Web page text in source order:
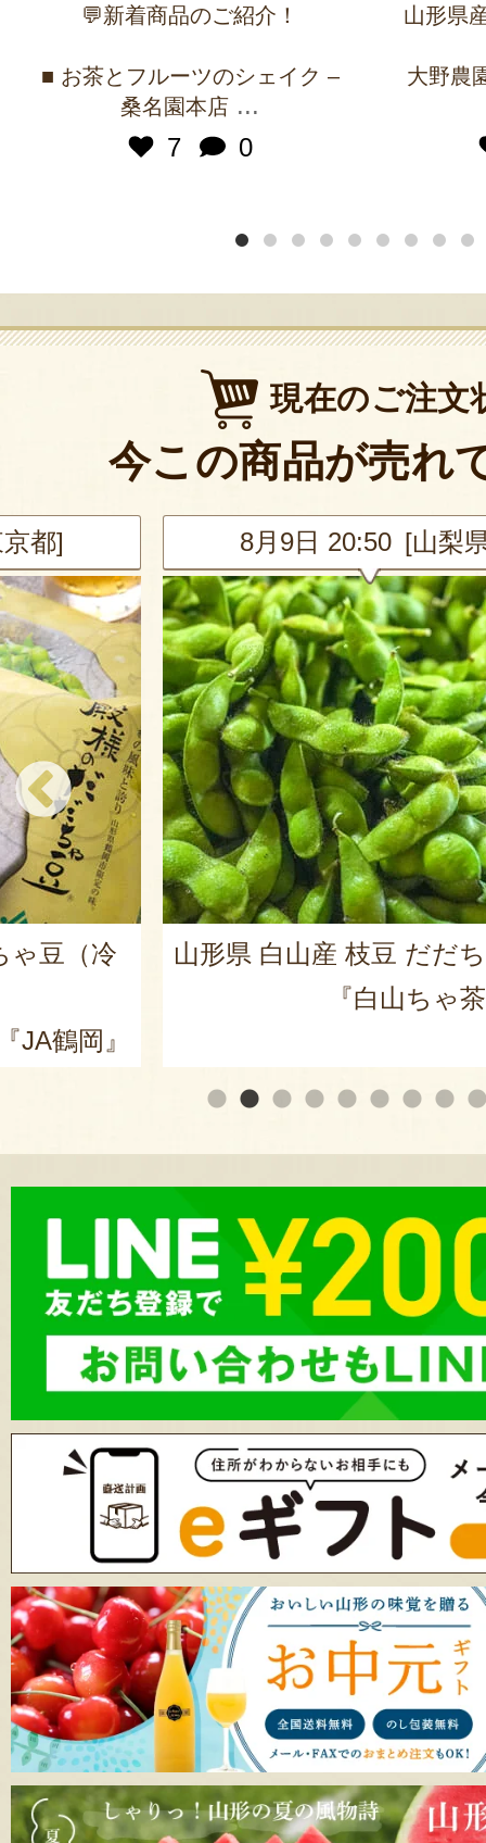
💬新着商品のご紹介！
■ お茶とフルーツのシェイク –
桑名園本店 ...
7
0
山形県
大野農
現在のご注文
今この商品が売れ
県]
ちゃ豆
8月9日 20:19 [埼玉
山形県産 尾花沢スイカ 大
皇ザ・スウィート」